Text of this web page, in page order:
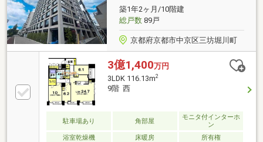
━━━━━・・・物件の詳細・ご相談はお気軽にお問
い合わせください。
築1年2ヶ月/10階建
総戸数89戸
京都府京都市中京区三坊堀川町
3億1,400万円
3LDK 116.13m2
9階 西
駐車場あり 角部屋
モニタ付インターホ
ン
浴室乾燥機
床暖房 所有権